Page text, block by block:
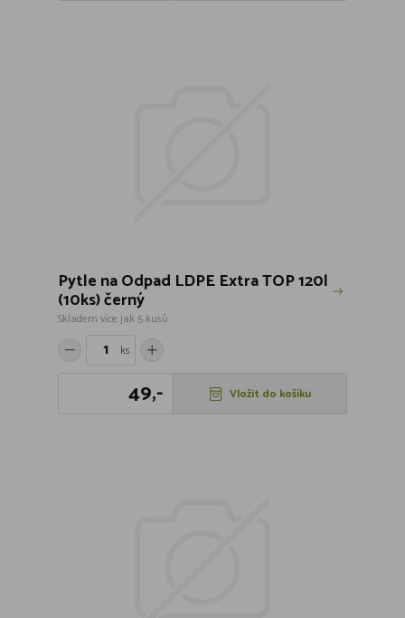
Pytle na Odpad LDPE Extra TOP 120l
(10ks) černý
Skladem více jak 5 kusů
ks
49,- Vložit do košíku